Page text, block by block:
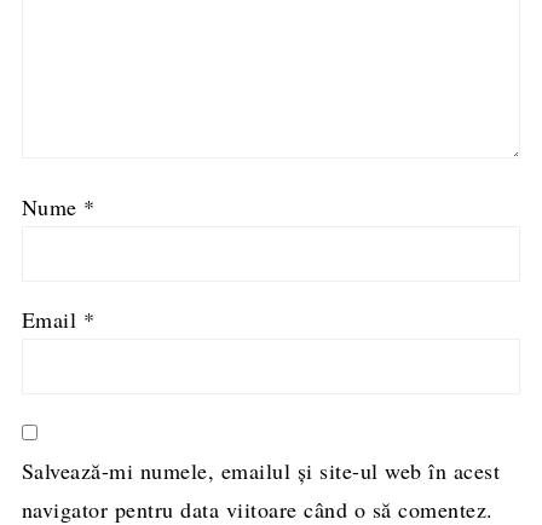
Nume *
Email *
Salvează-mi numele, emailul și site-ul web în acest
navigator pentru data viitoare când o să comentez.